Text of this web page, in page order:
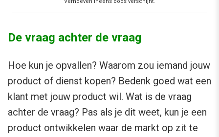
Verhoeven ineens boos verschijnt.
De vraag achter de vraag
Hoe kun je opvallen? Waarom zou iemand jouw
product of dienst kopen? Bedenk goed wat een
klant met jouw product wil. Wat is de vraag
achter de vraag? Pas als je dit weet, kun je een
product ontwikkelen waar de markt op zit te